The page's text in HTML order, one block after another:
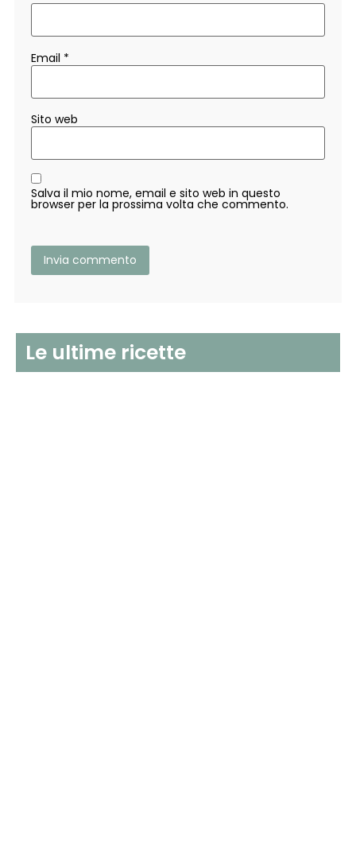
Email *
Sito web
Salva il mio nome, email e sito web in questo
browser per la prossima volta che commento.
Le ultime ricette